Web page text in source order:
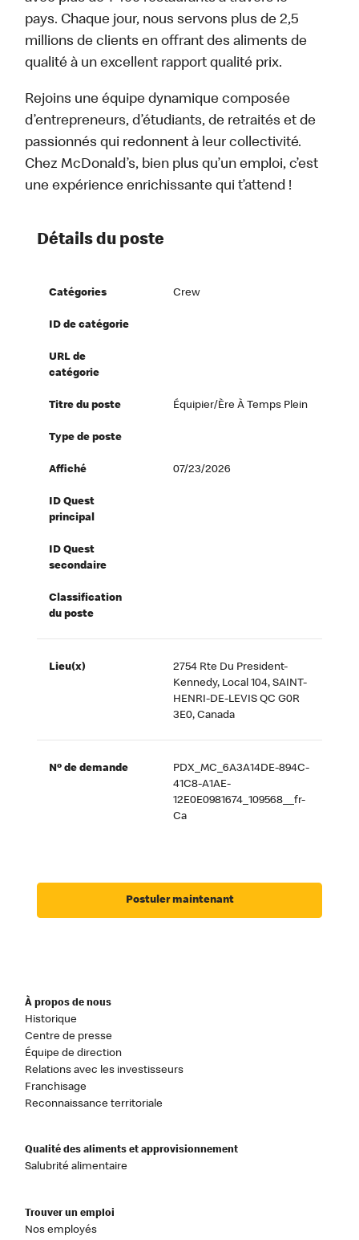
pays. Chaque jour, nous servons plus de 2,5
millions de clients en offrant des aliments de
qualité à un excellent rapport qualité prix.
Rejoins une équipe dynamique composée
d’entrepreneurs, d’étudiants, de retraités et de
passionnés qui redonnent à leur collectivité.
Chez McDonald’s, bien plus qu’un emploi, c’est
une expérience enrichissante qui t’attend !
Détails du poste
Catégories Crew
ID de catégorie
URL de
catégorie
Titre du poste Équipier/ère À Temps Plein
Type de poste
Affiché 07/23/2026
ID Quest
principal
ID Quest
secondaire
Classification
du poste
Lieu(x)
2754 Rte Du President-
Kennedy, Local 104, SAINT-
HENRI-DE-LEVIS QC G0R
3E0, Canada
Nº de demande
PDX_MC_6A3A14DE-894C-
41C8-A1AE-
12E0E0981674_109568__fr-
Ca
Postuler maintenant
À propos de nous
Historique
Centre de presse
Équipe de direction
Relations avec les investisseurs
Franchisage
Reconnaissance territoriale
Qualité des aliments et approvisionnement
Salubrité alimentaire
Trouver un emploi
Nos employés